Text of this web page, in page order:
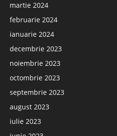
martie 2024
februarie 2024
ianuarie 2024
decembrie 2023
noiembrie 2023
octombrie 2023
septembrie 2023
august 2023
iulie 2023